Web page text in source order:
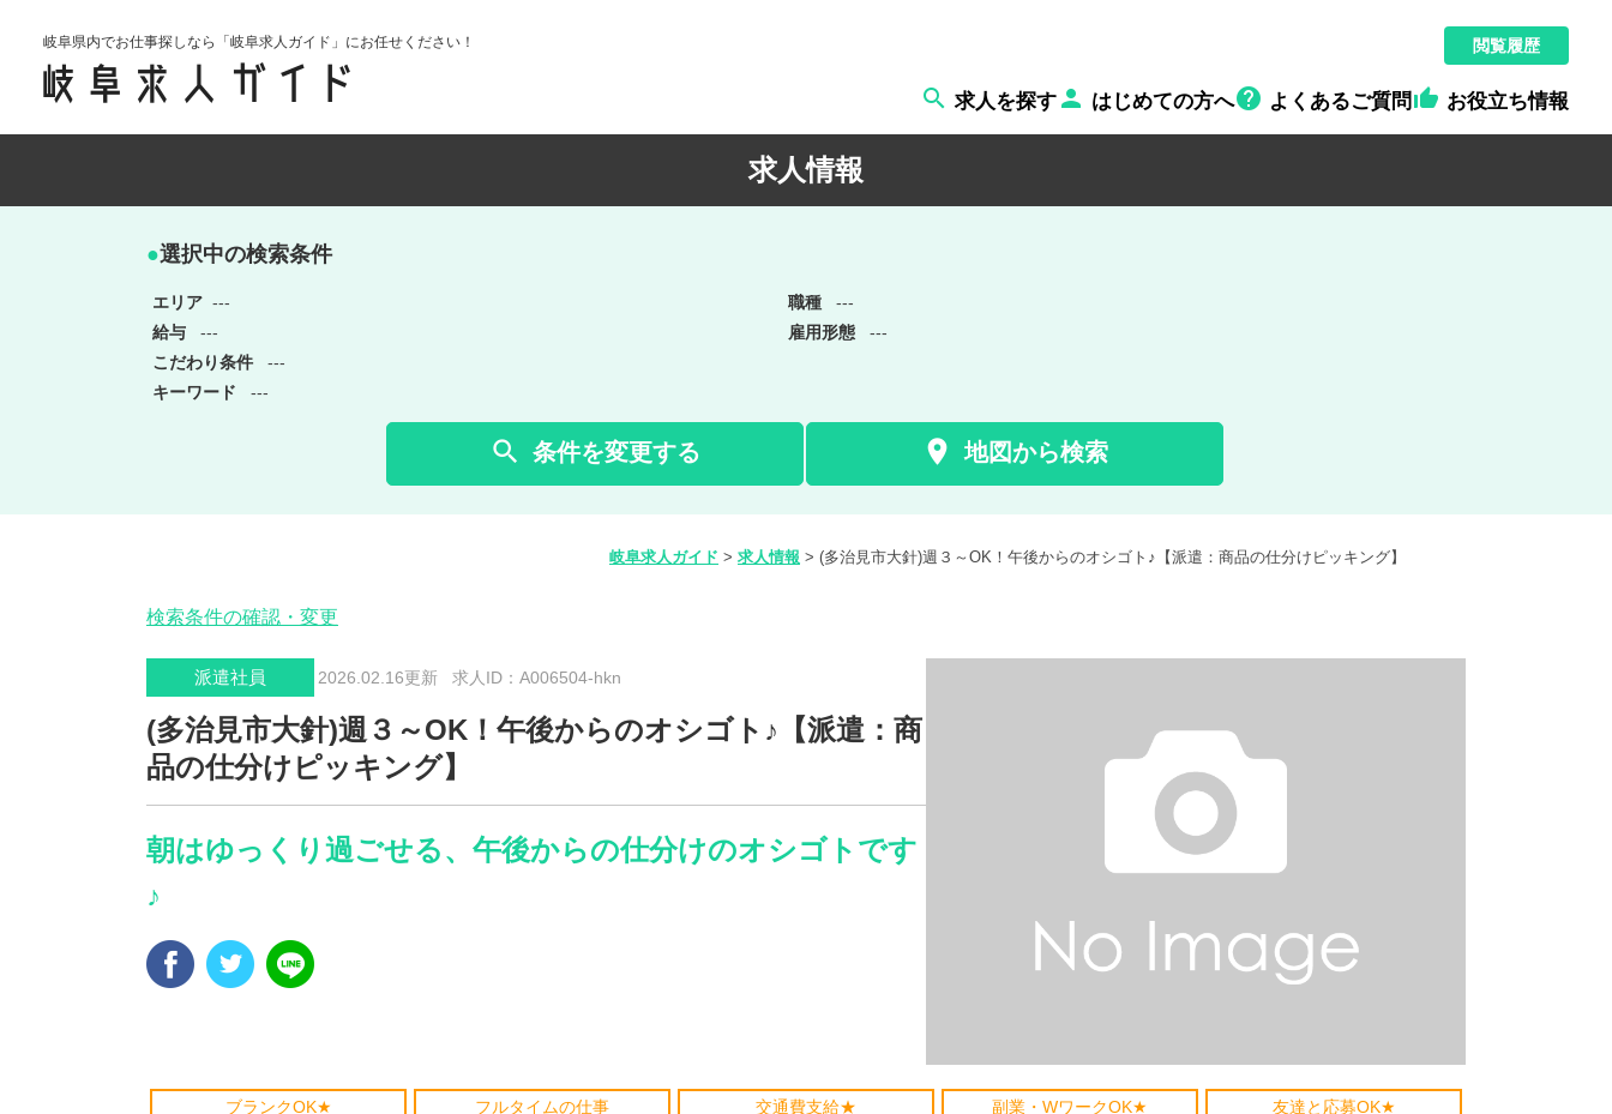
岐阜県内でお仕事探しなら「岐阜求人ガイド」にお任せください！ 閲覧履歴
 求人を探す  はじめての方へ よくあるご質問  お役立ち情報
求人情報
●選択中の検索条件
エリア --- 職種
---
給与
--- 雇用形態
---
こだわり条件
---
キーワード
---
 条件を変更する  地図から検索
岐阜求人ガイド > 求人情報 > (多治見市大針)週３～OK！午後からのオシゴト♪【派遣：商品の仕分けピッキング】
検索条件の確認・変更
派遣社員 2026.02.16更新 求人ID：A006504-hkn
(多治見市大針)週３～OK！午後からのオシゴト♪【派遣：商
品の仕分けピッキング】
朝はゆっくり過ごせる、午後からの仕分けのオシゴトです
♪
ブランクOK★ フルタイムの仕事 交通費支給★ 副業・WワークOK★ 友達と応募OK★